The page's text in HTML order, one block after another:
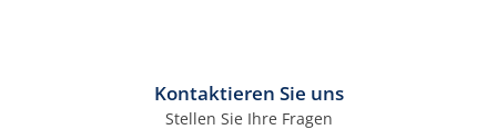
Kontaktieren Sie uns
Stellen Sie Ihre Fragen